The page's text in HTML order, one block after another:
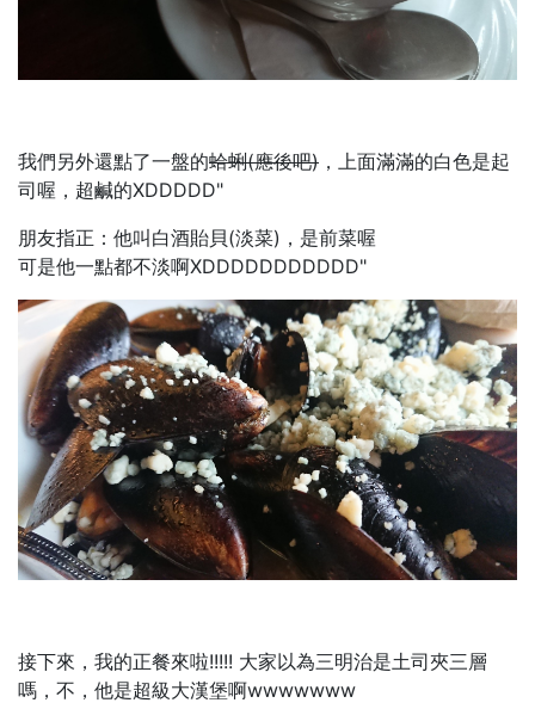
我們另外還點了一盤的蛤蜊(應後吧) ，上面滿滿的白色是起
司喔，超鹹的XDDDDD"
朋友指正：他叫白酒貽貝(淡菜)，是前菜喔
可是他一點都不淡啊XDDDDDDDDDDD"
接下來，我的正餐來啦!!!!! 大家以為三明治是土司夾三層
嗎，不，他是超級大漢堡啊wwwwwww